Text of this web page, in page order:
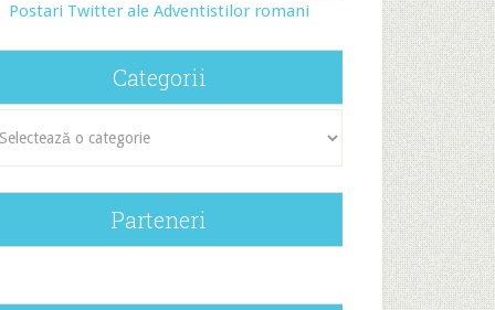
Postari Twitter ale Adventistilor romani
Categorii
Parteneri